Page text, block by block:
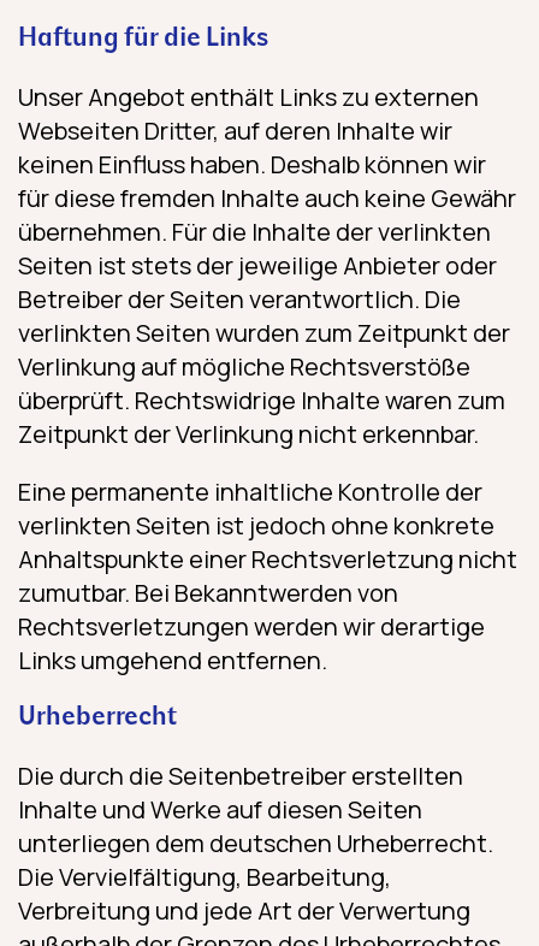
Haftung für die Links
Unser Angebot enthält Links zu externen
Webseiten Dritter, auf deren Inhalte wir
keinen Einfluss haben. Deshalb können wir
für diese fremden Inhalte auch keine Gewähr
übernehmen. Für die Inhalte der verlinkten
Seiten ist stets der jeweilige Anbieter oder
Betreiber der Seiten verantwortlich. Die
verlinkten Seiten wurden zum Zeitpunkt der
Verlinkung auf mögliche Rechtsverstöße
überprüft. Rechtswidrige Inhalte waren zum
Zeitpunkt der Verlinkung nicht erkennbar.
Eine permanente inhaltliche Kontrolle der
verlinkten Seiten ist jedoch ohne konkrete
Anhaltspunkte einer Rechtsverletzung nicht
zumutbar. Bei Bekanntwerden von
Rechtsverletzungen werden wir derartige
Links umgehend entfernen.
Urheberrecht
Die durch die Seitenbetreiber erstellten
Inhalte und Werke auf diesen Seiten
unterliegen dem deutschen Urheberrecht.
Die Vervielfältigung, Bearbeitung,
Verbreitung und jede Art der Verwertung